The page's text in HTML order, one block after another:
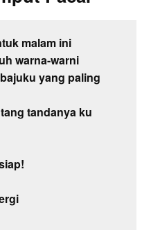
malam ini
warna-warni
yang paling
tandanya ku